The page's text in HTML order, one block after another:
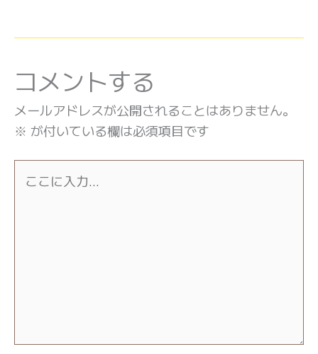
コメントする
メールアドレスが公開されることはありません。
※ が付いている欄は必須項目です